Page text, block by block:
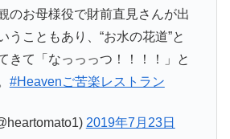
のお母様役で財前直見さんが出
うこともあり、“お水の花道”と
きて「なっっっつ！！！！」と
#Heavenご苦楽レストラン
2019年7月23日